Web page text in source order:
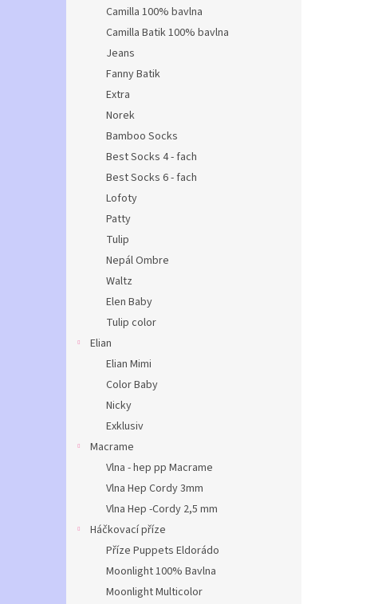
Camilla 100% bavlna
Camilla Batik 100% bavlna
Jeans
Fanny Batik
Extra
Norek
Bamboo Socks
Best Socks 4 - fach
Best Socks 6 - fach
Lofoty
Patty
Tulip
Nepál Ombre
Waltz
Elen Baby
Tulip color
Elian
Elian Mimi
Color Baby
Nicky
Exklusiv
Macrame
Vlna - hep pp Macrame
Vlna Hep Cordy 3mm
Vlna Hep -Cordy 2,5 mm
Háčkovací příze
Příze Puppets Eldorádo
Moonlight 100% Bavlna
Moonlight Multicolor